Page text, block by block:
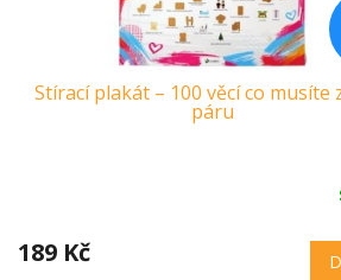
Stírací plakát – 100 věcí co musíte
páru
189 Kč